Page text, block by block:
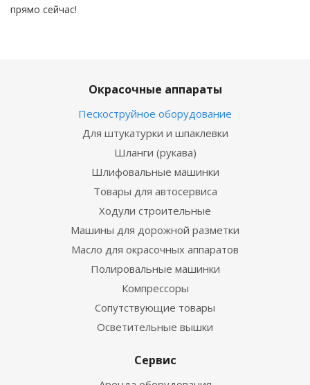
прямо сейчас!
Окрасочные аппараты
Пескоструйное оборудование
Для штукатурки и шпаклевки
Шланги (рукава)
Шлифовальные машинки
Товары для автосервиса
Ходули строительные
Машины для дорожной разметки
Масло для окрасочных аппаратов
Полировальные машинки
Компрессоры
Сопутствующие товары
Осветительные вышки
Сервис